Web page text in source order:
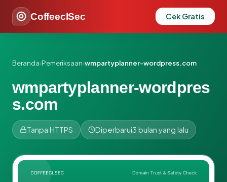
CoffeeclSec Cek Gratis
Beranda›Pemeriksaan›wmpartyplanner-wordpress.com
wmpartyplanner-wordpres
s.com
Tanpa HTTPS Diperbarui3 bulan yang lalu